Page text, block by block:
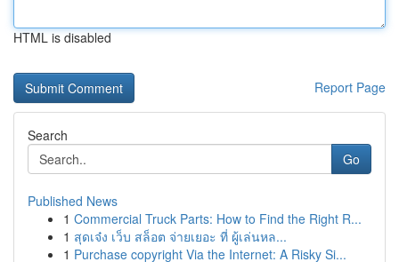
HTML is disabled
Report Page
Search
Go
Published News
1 Commercial Truck Parts: How to Find the Right R...
1 สุดเจ๋ง เว็บ สล็อต จ่ายเยอะ ที่ ผู้เล่นหล...
1 Purchase copyright Via the Internet: A Risky Si...